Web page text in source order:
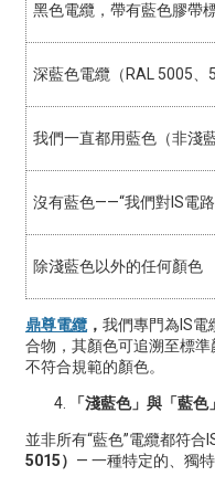
黑色電纜，帶有藍色膠帶
深藍色電纜（RAL 5005、
我們一直都用藍色（非淺藍
沒有藍色——“我們對IS電
除淺藍色以外的任何顏色
鼎尊電纜， 我們專門為IS電
合物，其顏色可追溯至標
不符合規範的顏色。
「淺藍色」與「藍色
並非所有“藍色”電纜都符合
5015） — 一種特定的、獨特